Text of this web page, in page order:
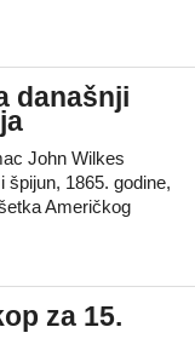
današnji
John Wilkes
špijun, 1865. godine,
Američkog
za 15.